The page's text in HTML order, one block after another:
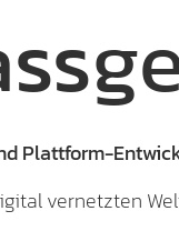
Plattform-
vernetzten